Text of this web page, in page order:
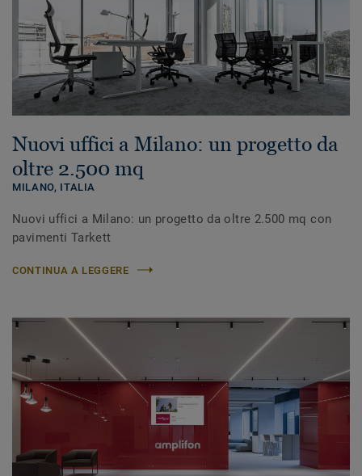
Nuovi uffici a Milano: un progetto da
oltre 2.500 mq
MILANO, ITALIA
Nuovi uffici a Milano: un progetto da oltre 2.500 mq con
pavimenti Tarkett
CONTINUA A LEGGERE